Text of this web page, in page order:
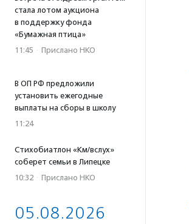
стала лотом аукциона
в поддержку фонда
«Бумажная птица»
11:45 · Прислано НКО
В ОП РФ предложили
установить ежегодные
выплаты на сборы в школу
11:24
Стихобиатлон «Км/вслух»
соберет семьи в Липецке
10:32 · Прислано НКО
05.08.2026